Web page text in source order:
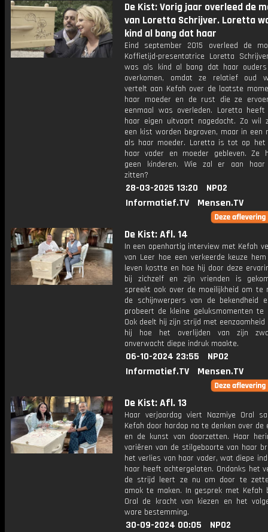
De Kist: Vorig jaar overleed de
van Loretta Schrijver. Loretta
kind al bang dat haar
Eind september 2015 overleed de
Koffietijd-presentatrice Loretta
was als kind al bang dat haar
overkomen, omdat ze relatief oud
vertelt aan Kefah over de laatste
haar moeder en de rust die ze
eenmaal was overleden. Loretta
haar eigen uitvaart nagedacht. Zo wil
een kist worden begraven, maar in een
als haar moeder. Loretta is tot op
haar vader en moeder gebleven. Ze
geen kinderen. Wie zal er aan
zitten?
28-03-2025 13:20
NPO2
Informatief.TV
Mensen.TV
De Kist: Afl. 14
In een openhartig interview met Kefah
van Leer hoe een verkeerde keuze
leven kostte en hoe hij door deze
bij zichzelf en zijn vrienden is
spreekt ook over de moeilijkheid om te
de schijnwerpers van de bekendheid
probeert de kleine geluksmomenten te
Ook deelt hij zijn strijd met
hij hoe het overlijden van zijn
onverwacht diepe indruk maakte.
06-10-2024 23:55
NPO2
Informatief.TV
Mensen.TV
De Kist: Afl. 13
Haar verjaardag viert Nazmiye Oral
Kefah door hardop na te denken over de
en de kunst van doorzetten. Haar
variëren van de stilgeboorte van haar
het verlies van haar vader, wat diepe
haar heeft achtergelaten. Ondanks het
de strijd leert ze nu om door te
amok te maken. In gesprek met Kefah
Oral de kracht van kiezen en het
ware bestemming.
30-09-2024 00:05
NPO2